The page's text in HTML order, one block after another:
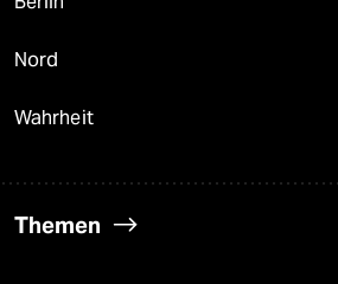
Nord
Wahrheit
Themen